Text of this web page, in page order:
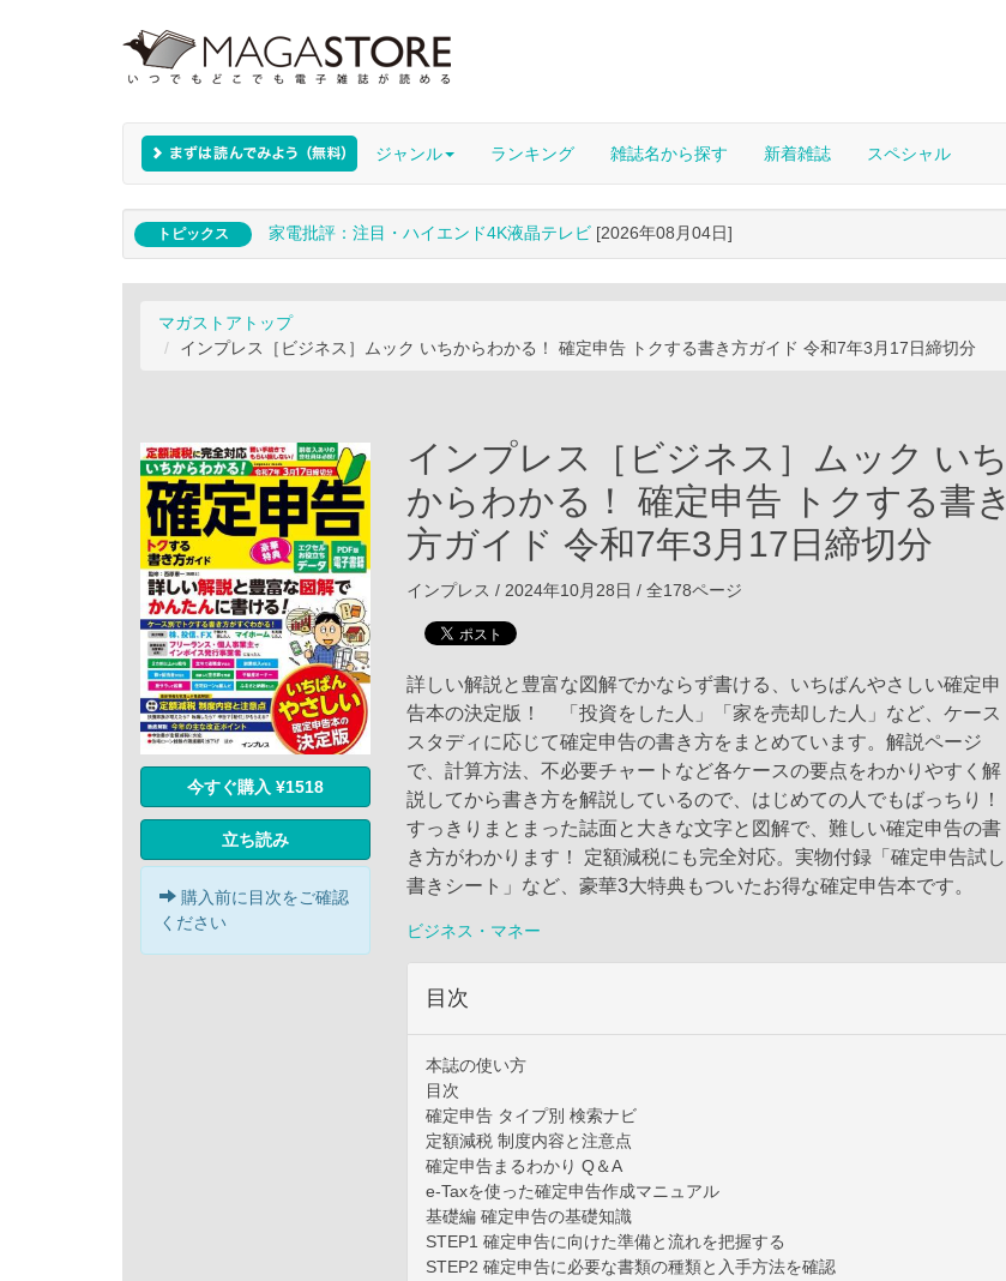
ジャンル ランキング 雑誌名から探す 新着雑誌 スペシャル
トピックス 家電批評：注目・ハイエンド4K液晶テレビ [2026年08月04日]
マガストアトップ
インプレス［ビジネス］ムック いちからわかる！ 確定申告 トクする書き方ガイド 令和7年3月17日締切分
今すぐ購入 ¥1518
立ち読み
購入前に目次をご確認
ください
インプレス［ビジネス］ムック いち
からわかる！ 確定申告 トクする書き
方ガイド 令和7年3月17日締切分
インプレス / 2024年10月28日 / 全178ページ
詳しい解説と豊富な図解でかならず書ける、いちばんやさしい確定申
告本の決定版！ 「投資をした人」「家を売却した人」など、ケース
スタディに応じて確定申告の書き方をまとめています。解説ページ
で、計算方法、不必要チャートなど各ケースの要点をわかりやすく解
説してから書き方を解説しているので、はじめての人でもばっちり！
すっきりまとまった誌面と大きな文字と図解で、難しい確定申告の書
き方がわかります！ 定額減税にも完全対応。実物付録「確定申告試し
書きシート」など、豪華3大特典もついたお得な確定申告本です。
ビジネス・マネー
目次
本誌の使い方
目次
確定申告 タイプ別 検索ナビ
定額減税 制度内容と注意点
確定申告まるわかり Q＆A
e-Taxを使った確定申告作成マニュアル
基礎編 確定申告の基礎知識
STEP1 確定申告に向けた準備と流れを把握する
STEP2 確定申告に必要な書類の種類と入手方法を確認